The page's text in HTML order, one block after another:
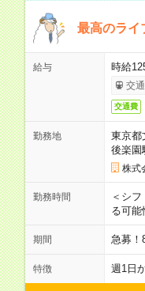
最高のライ
給与 時給
交
交通費
勤務地
東京都
後楽園
株式
勤務時間
＜シ
る可能
期間 急募！
特徴 週1日